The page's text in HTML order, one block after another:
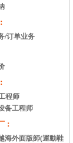
/订单业务
程师
备工程师
：
海外面版師(運動鞋